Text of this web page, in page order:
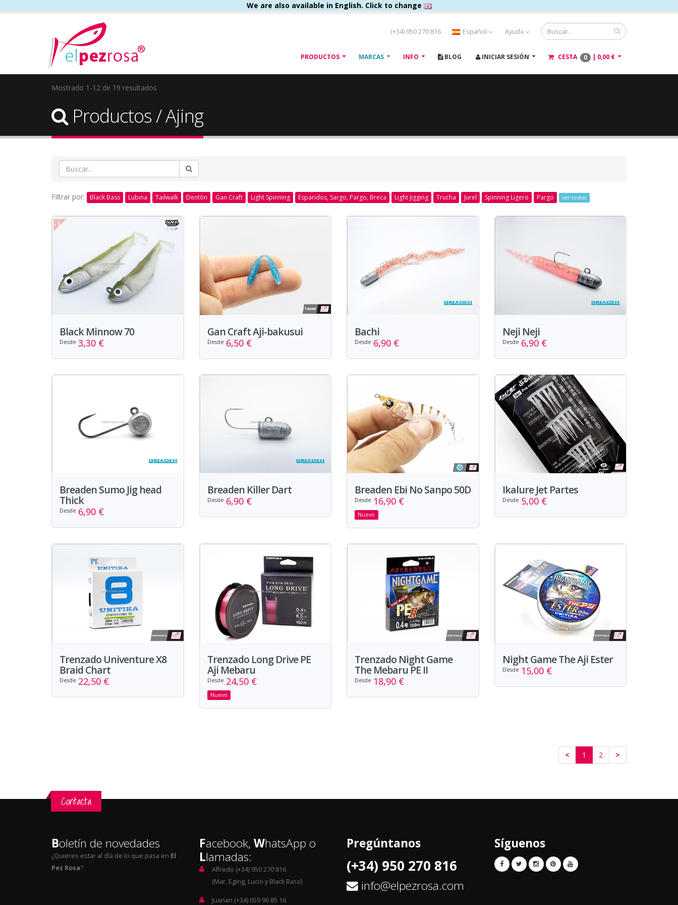
We are also available in English. Click to change
(+34) 950 270 816 Español Ayuda
PRODUCTOS MARCAS INFO BLOG INICIAR SESIÓN CESTA 0 | 0,00 €
Mostrado 1-12 de 19 resultados
Productos / Ajing
Filtrar por: Black Bass Lubina Tailwalk Dentòn Gan Craft Light Spinning Esparidos, Sargo, Pargo, Breca Light Jigging Trucha Jurel Spinning Ligero Pargo ver todos
Black Minnow 70
Desde 3,30 €
Gan Craft Aji-bakusui
Desde 6,50 €
Bachi
Desde 6,90 €
Neji Neji
Desde 6,90 €
Breaden Sumo Jig head
Thick
Desde 6,90 €
Breaden Killer Dart
Desde 6,90 €
Breaden Ebi No Sanpo 50D
Desde 16,90 €
Nuevo
Ikalure Jet Partes
Desde 5,00 €
Trenzado Univenture X8
Braid Chart
Desde 22,50 €
Trenzado Long Drive PE
Aji Mebaru
Desde 24,50 €
Nuevo
Trenzado Night Game
The Mebaru PE II
Desde 18,90 €
Night Game The Aji Ester
Desde 15,00 €
< 1 2 >
Contacta
Boletín de novedades
¿Quieres estar al día de lo que pasa en El
Pez Rosa?
Facebook, WhatsApp o
Llamadas:
Alfredo (+34) 950 270 816
(Mar, Eging, Lucio y Black Bass)
Juanan (+34) 659 96 85 16
Pregúntanos
(+34) 950 270 816
info@elpezrosa.com
Síguenos